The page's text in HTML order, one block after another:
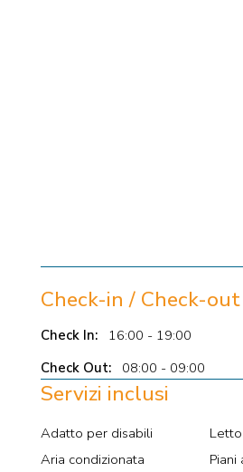
Check-in / Check-out
Check In:
16:00 - 19:00
Check Out:
08:00 - 09:00
Servizi inclusi
Adatto per disabili
Aria condizionata
Piani